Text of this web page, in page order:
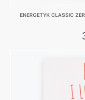
ENERGETYK CLASSIC